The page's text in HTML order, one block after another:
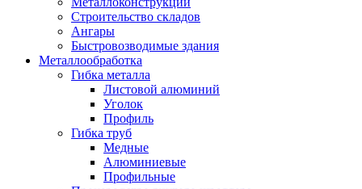
Строительство складов
Ангары
Быстровозводимые здания
Металлообработка
Гибка металла
Листовой алюминий
Уголок
Профиль
Гибка труб
Медные
Алюминиевые
Профильные